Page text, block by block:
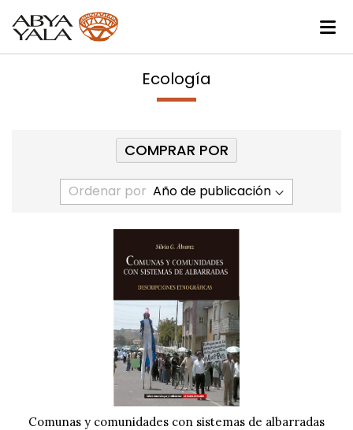
Ecología
Ordenar por
Comunas y comunidades con sistemas de albarradas
COMPRAR POR